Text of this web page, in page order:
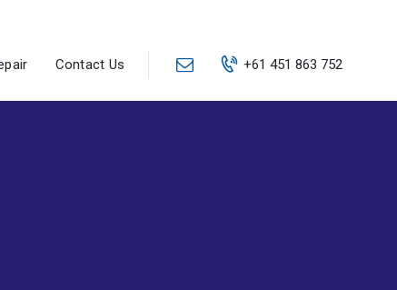
Contact Us +61 451 863 752